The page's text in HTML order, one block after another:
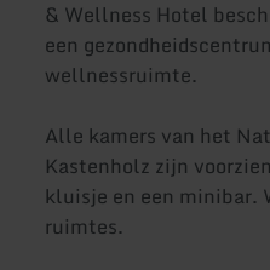
& Wellness Hotel
een
wellnessruimte.
Alle kamers van het
Kastenholz zijn
kluisje en een minibar.
ruimtes.